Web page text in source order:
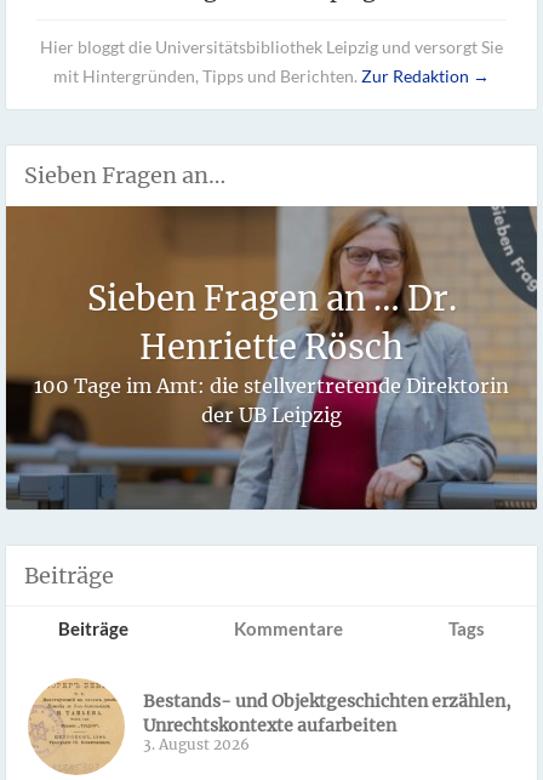
Hier bloggt die Universitätsbibliothek Leipzig und versorgt Sie
mit Hintergründen, Tipps und Berichten. Zur Redaktion →
Sieben Fragen an…
Sieben Fragen an … Dr.
Henriette Rösch
100 Tage im Amt: die stellvertretende Direktorin
der UB Leipzig
Beiträge
Beiträge Kommentare Tags
Bestands- und Objektgeschichten erzählen,
Unrechtskontexte aufarbeiten
3. August 2026